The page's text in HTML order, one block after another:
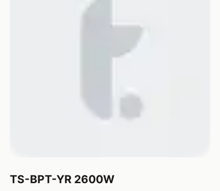
TS-BPT-YR 2600W